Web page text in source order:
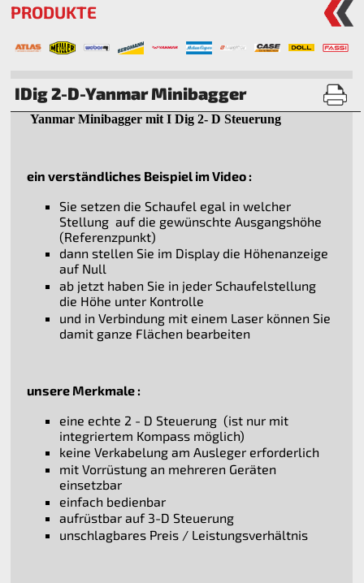
PRODUKTE
IDig 2-D-Yanmar Minibagger
Yanmar Minibagger mit I Dig 2- D Steuerung
ein verständliches Beispiel im Video :
Sie setzen die Schaufel egal in welcher
Stellung auf die gewünschte Ausgangshöhe
(Referenzpunkt)
dann stellen Sie im Display die Höhenanzeige
auf Null
ab jetzt haben Sie in jeder Schaufelstellung
die Höhe unter Kontrolle
und in Verbindung mit einem Laser können Sie
damit ganze Flächen bearbeiten
unsere Merkmale :
eine echte 2 - D Steuerung (ist nur mit
integriertem Kompass möglich)
keine Verkabelung am Ausleger erforderlich
mit Vorrüstung an mehreren Geräten
einsetzbar
einfach bedienbar
aufrüstbar auf 3-D Steuerung
unschlagbares Preis / Leistungsverhältnis